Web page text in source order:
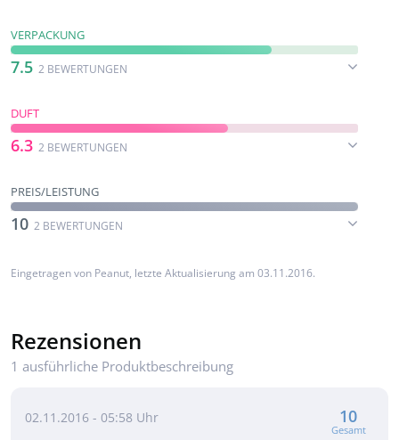
VERPACKUNG
7.5 2 BEWERTUNGEN
DUFT
6.3 2 BEWERTUNGEN
PREIS/LEISTUNG
10 2 BEWERTUNGEN
Eingetragen von Peanut, letzte Aktualisierung am 03.11.2016.
Rezensionen
1 ausführliche Produktbeschreibung
02.11.2016 - 05:58 Uhr 10
Gesamt